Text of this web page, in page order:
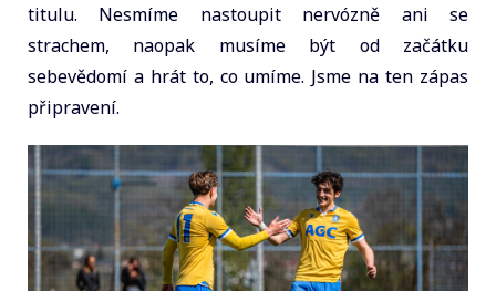
titulu. Nesmíme nastoupit nervózně ani se
strachem, naopak musíme být od začátku
sebevědomí a hrát to, co umíme. Jsme na ten zápas
připravení.